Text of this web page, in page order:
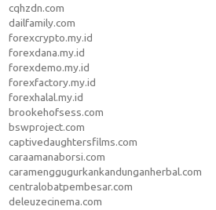
cqhzdn.com
dailfamily.com
forexcrypto.my.id
forexdana.my.id
forexdemo.my.id
forexfactory.my.id
forexhalal.my.id
brookehofsess.com
bswproject.com
captivedaughtersfilms.com
caraamanaborsi.com
caramenggugurkankandunganherbal.com
centralobatpembesar.com
deleuzecinema.com